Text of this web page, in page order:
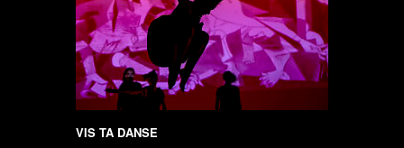
VIS TA DANSE